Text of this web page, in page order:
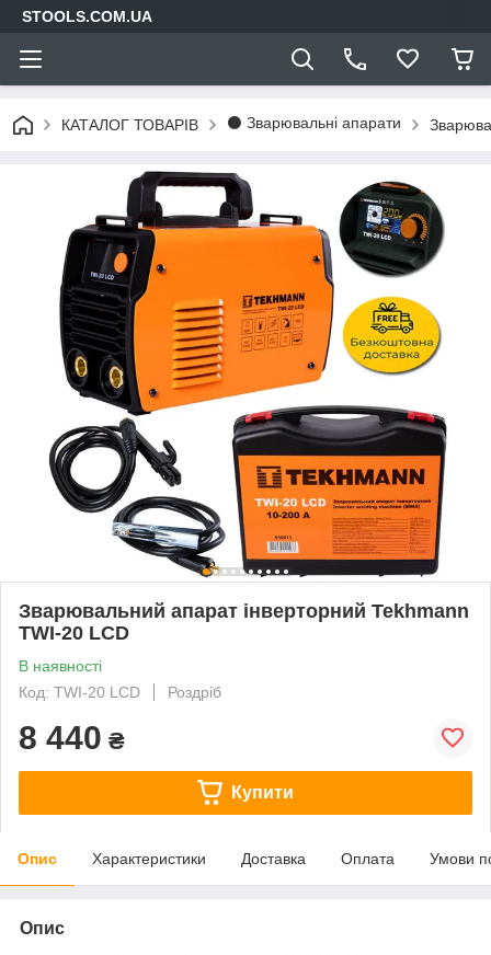
STOOLS.COM.UA
КАТАЛОГ ТОВАРІВ ⚫ Зварювальні апарати
Зварювальний апарат інверторний Tekhmann
TWI-20 LCD
В наявності
Код: TWI-20 LCD
Роздріб
8 440 ₴
Купити
Опис Характеристики Доставка Оплата Умови
Опис